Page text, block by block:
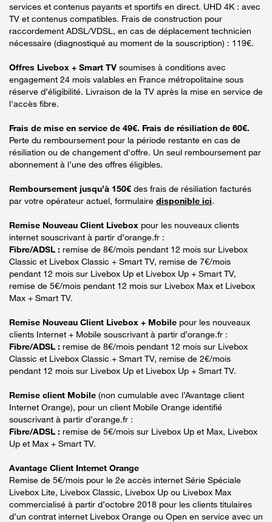
services et contenus payants et sportifs en direct. UHD 4K : avec
TV et contenus compatibles. Frais de construction pour
raccordement ADSL/VDSL, en cas de déplacement technicien
nécessaire (diagnostiqué au moment de la souscription) : 119€.
Offres Livebox + Smart TV soumises à conditions avec
engagement 24 mois valables en France métropolitaine sous
réserve d’éligibilité. Livraison de la TV après la mise en service de
l'accès fibre.
Frais de mise en service de 49€. Frais de résiliation de 60€.
Perte du remboursement pour la période restante en cas de
résiliation ou de changement d'offre. Un seul remboursement par
abonnement à l’une des offres éligibles.
Remboursement jusqu’à 150€ des frais de résiliation facturés
par votre opérateur actuel, formulaire disponible ici.
Remise Nouveau Client Livebox pour les nouveaux clients
internet souscrivant à partir d’orange.fr :
Fibre/ADSL : remise de 8€/mois pendant 12 mois sur Livebox
Classic et Livebox Classic + Smart TV, remise de 7€/mois
pendant 12 mois sur Livebox Up et Livebox Up + Smart TV,
remise de 5€/mois pendant 12 mois sur Livebox Max et Livebox
Max + Smart TV.
Remise Nouveau Client Livebox + Mobile pour les nouveaux
clients Internet + Mobile souscrivant à partir d’orange.fr :
Fibre/ADSL : remise de 8€/mois pendant 12 mois sur Livebox
Classic et Livebox Classic + Smart TV, remise de 2€/mois
pendant 12 mois sur Livebox Up et Livebox Up + Smart TV.
Remise client Mobile (non cumulable avec l’Avantage client
Internet Orange), pour un client Mobile Orange identifié
souscrivant à partir d’orange.fr :
Fibre/ADSL : remise de 5€/mois sur Livebox Up et Max, Livebox
Up et Max + Smart TV.
Avantage Client Internet Orange
Remise de 5€/mois pour le 2e accès internet Série Spéciale
Livebox Lite, Livebox Classic, Livebox Up ou Livebox Max
commercialisé à partir d’octobre 2018 pour les clients titulaires
d’un contrat internet Livebox Orange ou Open en service avec un